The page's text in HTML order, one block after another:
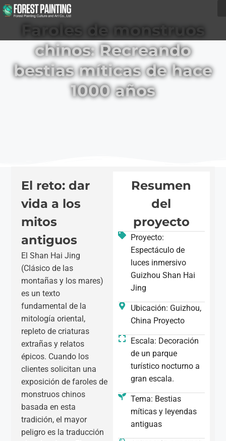
Faroles de monstruos
chinos: Recreando
bestias míticas de hace
1000 años
El reto: dar
vida a los
mitos
antiguos
El Shan Hai Jing
(Clásico de las
montañas y los mares)
es un texto
fundamental de la
mitología oriental,
repleto de criaturas
extrañas y relatos
épicos. Cuando los
clientes solicitan una
exposición de faroles de
monstruos chinos
basada en esta
tradición, el mayor
peligro es la traducción
Resumen
del
proyecto
Proyecto:
Espectáculo de
luces inmersivo
Guizhou Shan Hai
Jing
Ubicación: Guizhou,
China Proyecto
Escala: Decoración
de un parque
turístico nocturno a
gran escala.
Tema: Bestias
míticas y leyendas
antiguas